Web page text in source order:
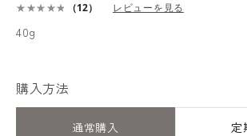
購入方法
通常購入 定
（12） レビューを見る
40g